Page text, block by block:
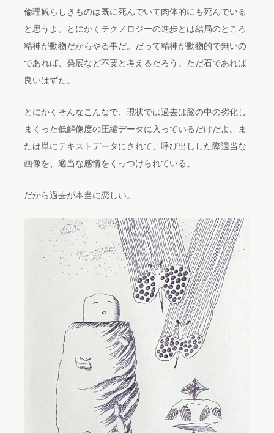
倫理観らしきものは既に死んでいて肉体的にも死んでいる
と思うよ。とにかくテクノロジーの進歩とは結局のところ
精神が動物だからやる事だ。だって精神が動物的で無いの
であれば、発展など不要と考えるだろう。ただ石であれば
良いはずた。
とにかくそんなこんなで、現状では過去は脳の中の劣化し
まくった低解像度の圧縮データに入っているだけだよ。ま
たは単にテキストデータにされて、呼び出しした際適当な
画像を、適当な感情をくっつけられている。
だから過去が本当に恋しい。